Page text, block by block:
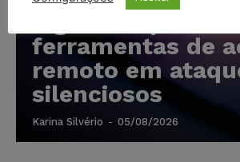
ferramentas de
remoto em
silenciosos
Karina Silvério - 05/08/2026